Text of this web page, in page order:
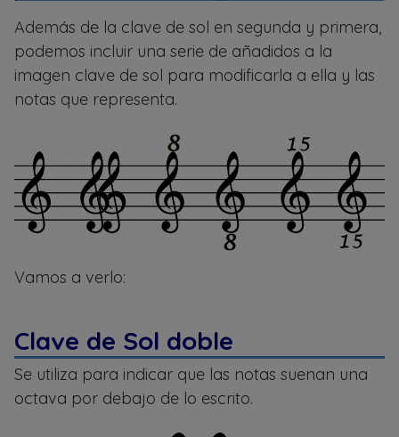
Además de la clave de sol en segunda y primera,
podemos incluir una serie de añadidos a la
imagen clave de sol para modificarla a ella y las
notas que representa.
Vamos a verlo:
Clave de Sol doble
Se utiliza para indicar que las notas suenan una
octava por debajo de lo escrito.